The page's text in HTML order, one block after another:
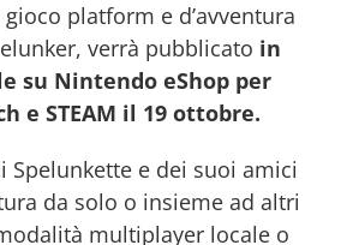
gioco platform e d’avventura
verrà pubblicato in
su Nintendo eShop per
e STEAM il 19 ottobre.
Spelunkette e dei suoi amici
da solo o insieme ad altri
multiplayer locale o